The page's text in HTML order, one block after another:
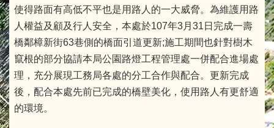
使得路面有高低不平也是用路人的一大威脅。為維護用路
人權益及顧及行人安全，本處於107年3月31日完成一壽
橋鄰樟新街63巷側的橋面引道更新;施工期間也針對樹木
竄根的部分協請本局公園路燈工程管理處一併配合進場處
理，充分展現工務局各處的分工合作與配合。更新完成
後，配合本處先前已完成的橋壁美化，使用路人有更舒適
的環境。